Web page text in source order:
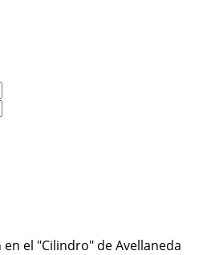
el "Cilindro" de Avellaneda